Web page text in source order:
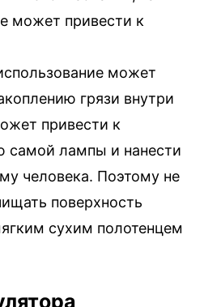
может привести к
может
грязи внутри
привести к
самой лампы и нанести
человека. Поэтому не
поверхность
сухим полотенцем